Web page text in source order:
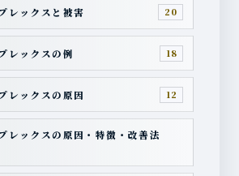
レックスと被害 20
レックスの例 18
レックスの原因 12
レックスの原因・特徴・改善法